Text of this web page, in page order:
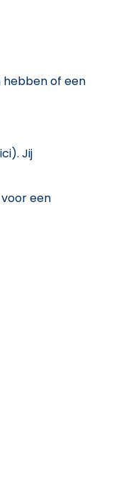
of een
Jij
een